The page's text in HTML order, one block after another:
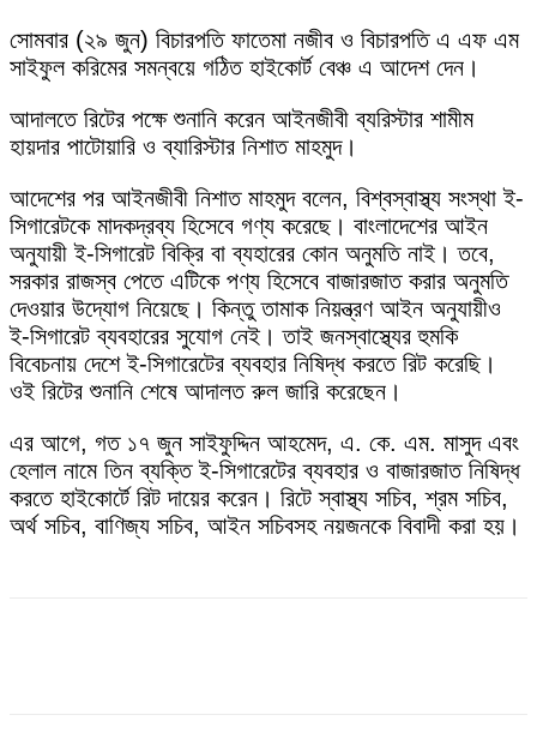
সোমবার (২৯ জুন) বিচারপতি ফাতেমা নজীব ও বিচারপতি এ এফ এম
সাইফুল করিমের সমন্বয়ে গঠিত হাইকোর্ট বেঞ্চ এ আদেশ দেন।
আদালতে রিটের পক্ষে শুনানি করেন আইনজীবী ব্যরিস্টার শামীম
হায়দার পাটোয়ারি ও ব্যারিস্টার নিশাত মাহমুদ।
আদেশের পর আইনজীবী নিশাত মাহমুদ বলেন, বিশ্বস্বাস্থ্য সংস্থা ই-
সিগারেটকে মাদকদ্রব্য হিসেবে গণ্য করেছে। বাংলাদেশের আইন
অনুযায়ী ই-সিগারেট বিক্রি বা ব্যহারের কোন অনুমতি নাই। তবে,
সরকার রাজস্ব পেতে এটিকে পণ্য হিসেবে বাজারজাত করার অনুমতি
দেওয়ার উদ্যোগ নিয়েছে। কিন্তু তামাক নিয়ন্ত্রণ আইন অনুযায়ীও
ই-সিগারেট ব্যবহারের সুযোগ নেই। তাই জনস্বাস্থ্যের হুমকি
বিবেচনায় দেশে ই-সিগারেটের ব্যবহার নিষিদ্ধ করতে রিট করেছি।
ওই রিটের শুনানি শেষে আদালত রুল জারি করেছেন।
এর আগে, গত ১৭ জুন সাইফুদ্দিন আহমেদ, এ. কে. এম. মাসুদ এবং
হেলাল নামে তিন ব্যক্তি ই-সিগারেটের ব্যবহার ও বাজারজাত নিষিদ্ধ
করতে হাইকোর্টে রিট দায়ের করেন। রিটে স্বাস্থ্য সচিব, শ্রম সচিব,
অর্থ সচিব, বাণিজ্য সচিব, আইন সচিবসহ নয়জনকে বিবাদী করা হয়।